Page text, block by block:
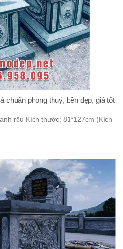
chuẩn phong thuỷ, bền đẹp, giá tốt
rêu Kích thước: 81*127cm (Kích